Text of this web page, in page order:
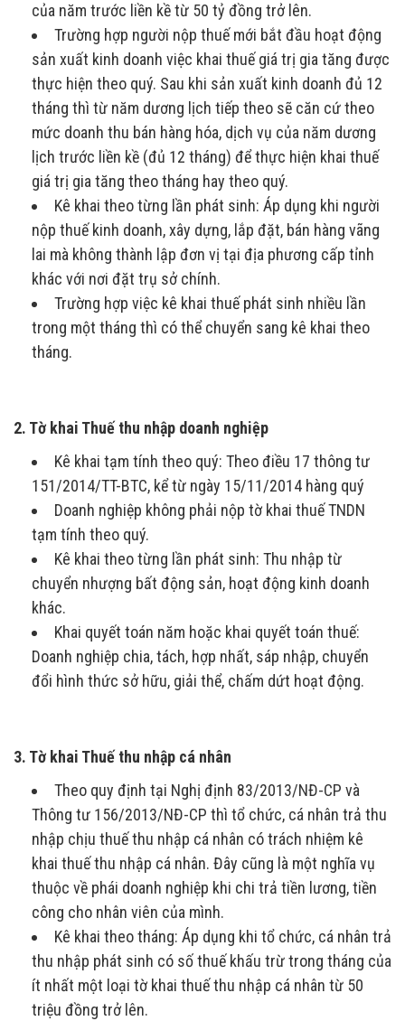
của năm trước liền kề từ 50 tỷ đồng trở lên.
Trường hợp người nộp thuế mới bắt đầu hoạt động
sản xuất kinh doanh việc khai thuế giá trị gia tăng được
thực hiện theo quý. Sau khi sản xuất kinh doanh đủ 12
tháng thì từ năm dương lịch tiếp theo sẽ căn cứ theo
mức doanh thu bán hàng hóa, dịch vụ của năm dương
lịch trước liền kề (đủ 12 tháng) để thực hiện khai thuế
giá trị gia tăng theo tháng hay theo quý.
Kê khai theo từng lần phát sinh: Áp dụng khi người
nộp thuế kinh doanh, xây dựng, lắp đặt, bán hàng vãng
lai mà không thành lập đơn vị tại địa phương cấp tỉnh
khác với nơi đặt trụ sở chính.
Trường hợp việc kê khai thuế phát sinh nhiều lần
trong một tháng thì có thể chuyển sang kê khai theo
tháng.
2. Tờ khai Thuế thu nhập doanh nghiệp
Kê khai tạm tính theo quý: Theo điều 17 thông tư
151/2014/TT-BTC, kể từ ngày 15/11/2014 hàng quý
Doanh nghiệp không phải nộp tờ khai thuế TNDN
tạm tính theo quý.
Kê khai theo từng lần phát sinh: Thu nhập từ
chuyển nhượng bất động sản, hoạt động kinh doanh
khác.
Khai quyết toán năm hoặc khai quyết toán thuế:
Doanh nghiệp chia, tách, hợp nhất, sáp nhập, chuyển
đổi hình thức sở hữu, giải thể, chấm dứt hoạt động.
3. Tờ khai Thuế thu nhập cá nhân
Theo quy định tại Nghị định 83/2013/NĐ-CP và
Thông tư 156/2013/NĐ-CP thì tổ chức, cá nhân trả thu
nhập chịu thuế thu nhập cá nhân có trách nhiệm kê
khai thuế thu nhập cá nhân. Đây cũng là một nghĩa vụ
thuộc về phái doanh nghiệp khi chi trả tiền lương, tiền
công cho nhân viên của mình.
Kê khai theo tháng: Áp dụng khi tổ chức, cá nhân trả
thu nhập phát sinh có số thuế khấu trừ trong tháng của
ít nhất một loại tờ khai thuế thu nhập cá nhân từ 50
triệu đồng trở lên.